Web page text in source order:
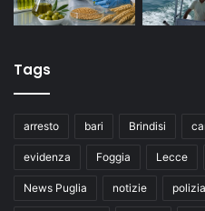
Tags
arresto bari Brindisi
evidenza Foggia Lecce
News Puglia notizie